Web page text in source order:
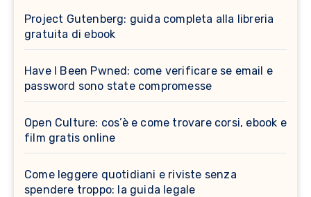
Project Gutenberg: guida completa alla libreria
gratuita di ebook
Have I Been Pwned: come verificare se email e
password sono state compromesse
Open Culture: cos’è e come trovare corsi, ebook e
film gratis online
Come leggere quotidiani e riviste senza
spendere troppo: la guida legale